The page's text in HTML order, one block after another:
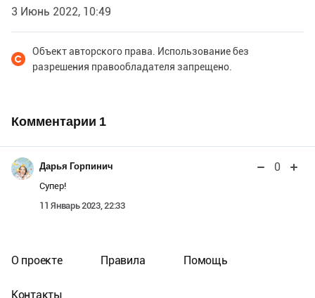
3 Июнь 2022, 10:49
Объект авторского права. Использование без
разрешения правообладателя запрещено.
Комментарии 1
Дарья Горпинич 0
Супер!
11 Январь 2023, 22:33
О проекте Правила Помощь
Контакты